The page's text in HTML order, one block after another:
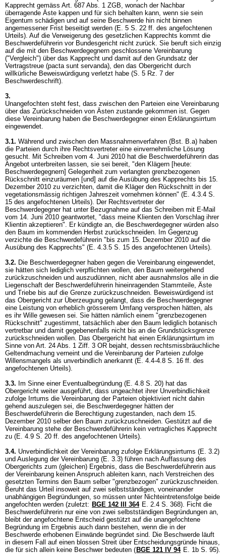
Kapprecht gemäss Art. 687 Abs. 1 ZGB, wonach der Nachbar
überragende Äste kappen und für sich behalten kann, wenn sie sein
Eigentum schädigen und auf seine Beschwerde hin nicht binnen
angemessener Frist beseitigt werden (E. 5 S. 22 ff. des angefochtenen
Urteils). Auf die Verweigerung des gesetzlichen Kapprechts kommt die
Beschwerdeführerin vor Bundesgericht nicht zurück. Sie beruft sich einzig
auf die mit den Beschwerdegegnern geschlossene Vereinbarung
("Vergleich") über das Kapprecht und damit auf den Grundsatz der
Vertragstreue (pacta sunt servanda), den das Obergericht durch
willkürliche Beweiswürdigung verletzt habe (S. 5 Rz. 7 der
Beschwerdeschrift).
3.
Unangefochten steht fest, dass zwischen den Parteien eine Vereinbarung
über das Zurückschneiden von Ästen zustande gekommen ist. Gegen
diese Vereinbarung haben die Beschwerdegegner einen Erklärungsirrtum
eingewendet.
3.1. Während und zwischen den Massnahmenverfahren (Bst. B.a) haben
die Parteien durch ihre Rechtsvertreter eine einvernehmliche Lösung
gesucht. Mit Schreiben vom 4. Juni 2010 hat die Beschwerdeführerin das
Angebot unterbreiten lassen, sie sei bereit, "den Klägern [heute:
Beschwerdegegnern] Gelegenheit zum verlangten grenzbezogenen
Rückschnitt einzuräumen [und] auf die Ausübung des Kapprechts bis 15.
Dezember 2010 zu verzichten, damit die Kläger den Rückschnitt in der
vegetationsmässig richtigen Jahreszeit vornehmen können" (E. 4.3.4 S.
15 des angefochtenen Urteils). Der Rechtsvertreter der
Beschwerdegegner hat unter Bezugnahme auf das Schreiben mit E-Mail
vom 14. Juni 2010 geantwortet, "dass meine Klienten den Vorschlag ihrer
Klientin akzeptieren". Er kündigte an, die Beschwerdegegner würden also
den Baum im kommenden Herbst zurückschneiden. Im Gegenzug
verzichte die Beschwerdeführerin "bis zum 15. Dezember 2010 auf die
Ausübung des Kapprechts" (E. 4.3.5 S. 15 des angefochtenen Urteils).
3.2. Die Beschwerdegegner haben gegen die Vereinbarung eingewendet,
sie hätten sich lediglich verpflichten wollen, den Baum weitergehend
zurückzuschneiden und auszudünnen, nicht aber ausnahmslos alle in die
Liegenschaft der Beschwerdeführerin hineinragenden Stammteile, Äste
und Triebe bis auf die Grenze zurückzuschneiden. Beweiswürdigend ist
das Obergericht zur Überzeugung gelangt, dass die Beschwerdegegner
eine Leistung von erheblich grösserem Umfang versprochen hätten, als
es ihr Wille gewesen sei. Sie hätten nämlich einem "grenzbezogenen
Rückschnitt" zugestimmt, tatsächlich aber den Baum lediglich botanisch
vertretbar und damit gegebenenfalls nicht bis an die Grundstücksgrenze
zurückschneiden wollen. Das Obergericht hat einen Erklärungsirrtum im
Sinne von Art. 24 Abs. 1 Ziff. 3 OR bejaht, dessen rechtsmissbräuchliche
Geltendmachung verneint und die Vereinbarung der Parteien zufolge
Willensmangels als unverbindlich anerkannt (E. 4.4-4.8 S. 16 ff. des
angefochtenen Urteils).
3.3. Im Sinne einer Eventualbegründung (E. 4.8 S. 20) hat das
Obergericht weiter ausgeführt, dass ungeachtet ihrer Unverbindlichkeit
zufolge Irrtums die Vereinbarung der Parteien objektiviert nicht dahin
gehend auszulegen sei, die Beschwerdegegner hätten der
Beschwerdeführerin die Berechtigung zugestanden, nach dem 15.
Dezember 2010 selber den Baum zurückzuschneiden. Gestützt auf die
Vereinbarung stehe der Beschwerdeführerin kein vertragliches Kapprecht
zu (E. 4.9 S. 20 ff. des angefochtenen Urteils).
3.4. Unverbindlichkeit der Vereinbarung zufolge Erklärungsirrtums (E. 3.2)
und Auslegung der Vereinbarung (E. 3.3) führen nach Auffassung des
Obergerichts zum (gleichen) Ergebnis, dass die Beschwerdeführerin aus
der Vereinbarung keinen Anspruch ableiten kann, nach Verstreichen des
gesetzten Termins den Baum selber "grenzbezogen" zurückzuschneiden.
Beruht das Urteil insoweit auf zwei selbstständigen, voneinander
unabhängigen Begründungen, so müssen unter Nichteintretensfolge beide
angefochten werden (zuletzt: BGE 142 III 364 E. 2.4 S. 368). Ficht die
Beschwerdeführerin nur eine von zwei selbstständigen Begründungen an,
bleibt der angefochtene Entscheid gestützt auf die unangefochtene
Begründung im Ergebnis auch dann bestehen, wenn die in der
Beschwerde erhobenen Einwände begründet sind. Die Beschwerde läuft
in diesem Fall auf einen blossen Streit über Entscheidungsgründe hinaus,
die für sich allein keine Beschwer bedeuten ( BGE 121 IV 94 E. 1b S. 95).